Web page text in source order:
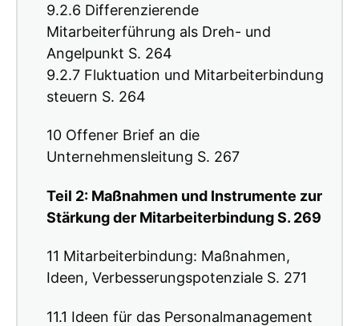
9.2.6 Differenzierende
Mitarbeiterführung als Dreh- und
Angelpunkt S. 264
9.2.7 Fluktuation und Mitarbeiterbindung
steuern S. 264
10 Offener Brief an die
Unternehmensleitung S. 267
Teil 2: Maßnahmen und Instrumente zur
Stärkung der Mitarbeiterbindung S. 269
11 Mitarbeiterbindung: Maßnahmen,
Ideen, Verbesserungspotenziale S. 271
11.1 Ideen für das Personalmanagement